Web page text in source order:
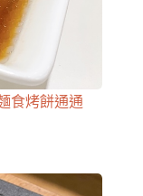
食烤餅通通